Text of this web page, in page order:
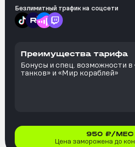
Безлимитный трафик на соцсети
Преимущества тарифа
Бонусы и спец. возможности
танков» и «Мир кораблей»
950 ₽/МЕС
Цена заморожена до